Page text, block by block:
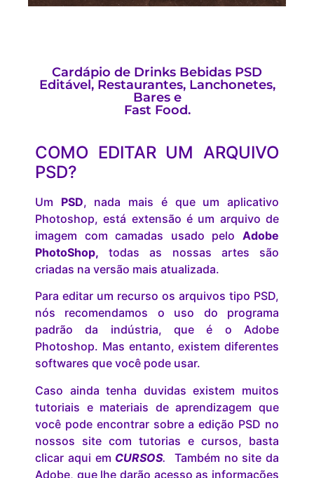
Cardápio de Drinks Bebidas PSD
Editável, Restaurantes, Lanchonetes,
Bares e
Fast Food.
COMO EDITAR UM ARQUIVO
PSD?
Um PSD, nada mais é que um aplicativo
Photoshop, está extensão é um arquivo de
imagem com camadas usado pelo Adobe
PhotoShop, todas as nossas artes são
criadas na versão mais atualizada.
Para editar um recurso os arquivos tipo PSD,
nós recomendamos o uso do programa
padrão da indústria, que é o Adobe
Photoshop. Mas entanto, existem diferentes
softwares que você pode usar.
Caso ainda tenha duvidas existem muitos
tutoriais e materiais de aprendizagem que
você pode encontrar sobre a edição PSD no
nossos site com tutorias e cursos, basta
clicar aqui em CURSOS.
Também no site da
Adobe, que lhe darão acesso as informações